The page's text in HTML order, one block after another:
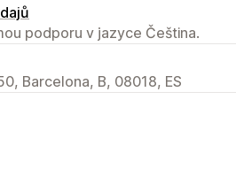
podporu v jazyce Čeština.
Barcelona, B, 08018, ES